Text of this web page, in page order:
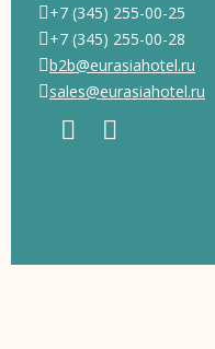
+7 (345) 255-00-25
+7 (345) 255-00-28
b2b@eurasiahotel.ru
sales@eurasiahotel.ru